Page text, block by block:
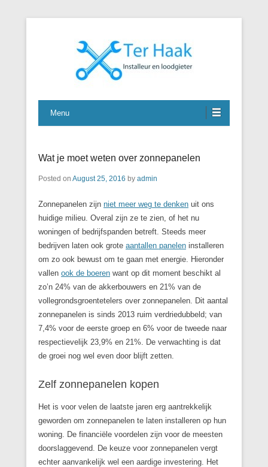
J. Ter Haak
Menu
Wat je moet weten over zonnepanelen
Posted on August 25, 2016 by admin
Zonnepanelen zijn niet meer weg te denken uit ons
huidige milieu. Overal zijn ze te zien, of het nu
woningen of bedrijfspanden betreft. Steeds meer
bedrijven laten ook grote aantallen panelen installeren
om zo ook bewust om te gaan met energie. Hieronder
vallen ook de boeren want op dit moment beschikt al
zo’n 24% van de akkerbouwers en 21% van de
vollegrondsgroentetelers over zonnepanelen. Dit aantal
zonnepanelen is sinds 2013 ruim verdriedubbeld; van
7,4% voor de eerste groep en 6% voor de tweede naar
respectievelijk 23,9% en 21%. De verwachting is dat
de groei nog wel even door blijft zetten.
Zelf zonnepanelen kopen
Het is voor velen de laatste jaren erg aantrekkelijk
geworden om zonnepanelen te laten installeren op hun
woning. De financiële voordelen zijn voor de meesten
doorslaggevend. De keuze voor zonnepanelen vergt
echter aanvankelijk wel een aardige investering. Het